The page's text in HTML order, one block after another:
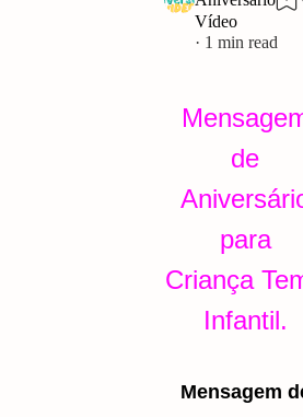
1
de
para
Criança
Infantil.
Mensagem